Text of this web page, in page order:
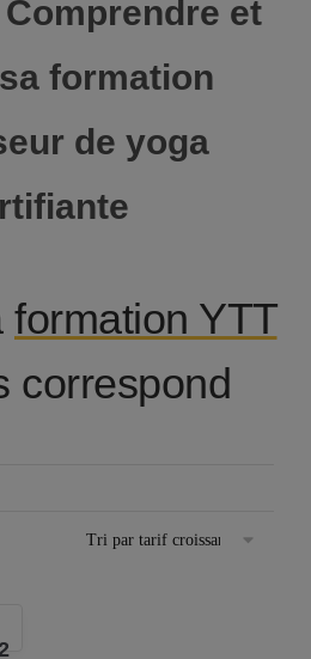
et
formation
de yoga
formation YTT
correspond